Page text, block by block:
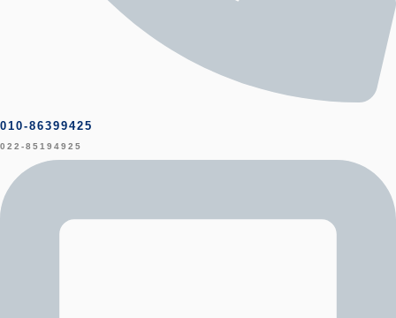
010-86399425
022-85194925